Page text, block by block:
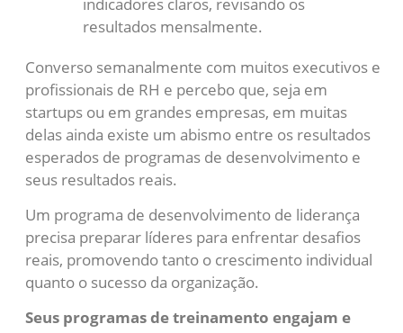
resultados mensalmente.
Converso semanalmente com muitos executivos e
profissionais de RH e percebo que, seja em
startups ou em grandes empresas, em muitas
delas ainda existe um abismo entre os resultados
esperados de programas de desenvolvimento e
seus resultados reais.
Um programa de desenvolvimento de liderança
precisa preparar líderes para enfrentar desafios
reais, promovendo tanto o crescimento individual
quanto o sucesso da organização.
Seus programas de treinamento engajam e